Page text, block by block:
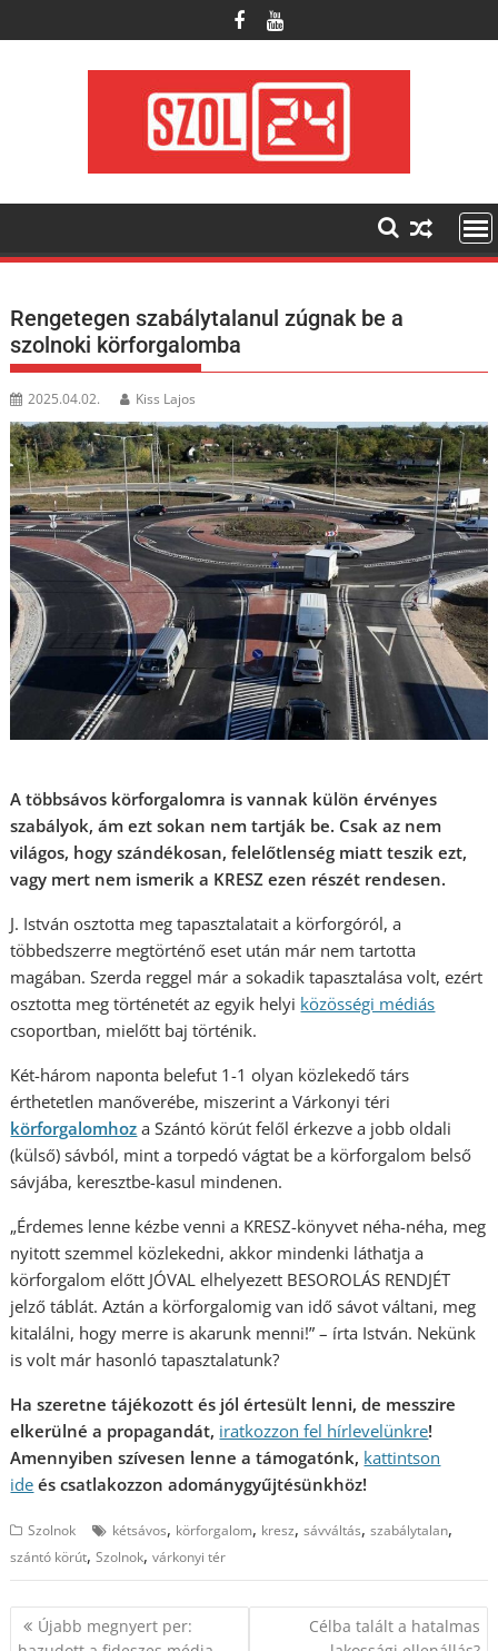
to
Rengetegen szabálytalanul zúgnak be a
szolnoki körforgalomba
2025.04.02. Kiss Lajos
A többsávos körforgalomra is vannak külön érvényes
szabályok, ám ezt sokan nem tartják be. Csak az nem
világos, hogy szándékosan, felelőtlenség miatt teszik ezt,
vagy mert nem ismerik a KRESZ ezen részét rendesen.
J. István osztotta meg tapasztalatait a körforgóról, a
többedszerre megtörténő eset után már nem tartotta
magában. Szerda reggel már a sokadik tapasztalása volt, ezért
osztotta meg történetét az egyik helyi közösségi médiás
csoportban, mielőtt baj történik.
Két-három naponta belefut 1-1 olyan közlekedő társ
érthetetlen manőverébe, miszerint a Várkonyi téri
körforgalomhoz a Szántó körút felől érkezve a jobb oldali
(külső) sávból, mint a torpedó vágtat be a körforgalom belső
sávjába, keresztbe-kasul mindenen.
„Érdemes lenne kézbe venni a KRESZ-könyvet néha-néha, meg
nyitott szemmel közlekedni, akkor mindenki láthatja a
körforgalom előtt JÓVAL elhelyezett BESOROLÁS RENDJÉT
jelző táblát. Aztán a körforgalomig van idő sávot váltani, meg
kitalálni, hogy merre is akarunk menni!” – írta István. Nekünk
is volt már hasonló tapasztalatunk?
Ha szeretne tájékozott és jól értesült lenni, de messzire
elkerülné a propagandát, iratkozzon fel hírlevelünkre!
Amennyiben szívesen lenne a támogatónk, kattintson
ide és csatlakozzon adománygyűjtésünkhöz!
Szolnok kétsávos, körforgalom, kresz,sávváltás,szabálytalan,
szántó körút,Szolnok,várkonyi tér
Bejegyzés
Újabb megnyert per:
Célba talált a hatalmas